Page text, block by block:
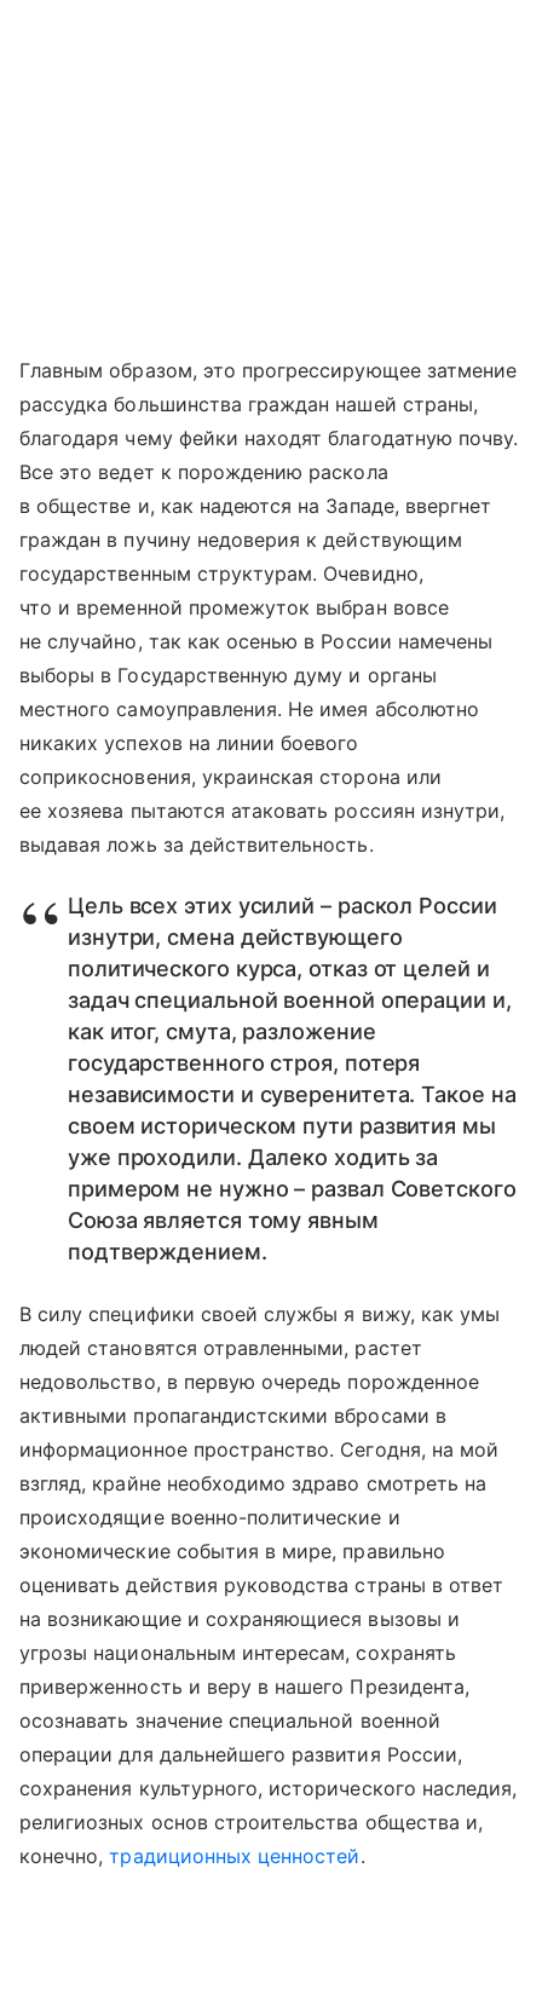
Главным образом, это прогрессирующее затмение
рассудка большинства граждан нашей страны,
благодаря чему фейки находят благодатную почву.
Все это ведет к порождению раскола
в обществе и, как надеются на Западе, ввергнет
граждан в пучину недоверия к действующим
государственным структурам. Очевидно,
что и временной промежуток выбран вовсе
не случайно, так как осенью в России намечены
выборы в Государственную думу и органы
местного самоуправления. Не имея абсолютно
никаких успехов на линии боевого
соприкосновения, украинская сторона или
ее хозяева пытаются атаковать россиян изнутри,
выдавая ложь за действительность.
Цель всех этих усилий – раскол России
изнутри, смена действующего
политического курса, отказ от целей и
задач специальной военной операции и,
как итог, смута, разложение
государственного строя, потеря
независимости и суверенитета. Такое на
своем историческом пути развития мы
уже проходили. Далеко ходить за
примером не нужно – развал Советского
Союза является тому явным
подтверждением.
В силу специфики своей службы я вижу, как умы
людей становятся отравленными, растет
недовольство, в первую очередь порожденное
активными пропагандистскими вбросами в
информационное пространство. Сегодня, на мой
взгляд, крайне необходимо здраво смотреть на
происходящие военно-политические и
экономические события в мире, правильно
оценивать действия руководства страны в ответ
на возникающие и сохраняющиеся вызовы и
угрозы национальным интересам, сохранять
приверженность и веру в нашего Президента,
осознавать значение специальной военной
операции для дальнейшего развития России,
сохранения культурного, исторического наследия,
религиозных основ строительства общества и,
конечно,традиционных ценностей.